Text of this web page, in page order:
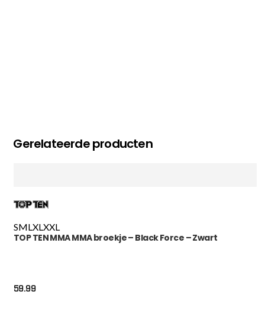
Gerelateerde producten
SMLXLXXL
TOP TEN MMA MMA broekje – Black Force – Zwart
59.99